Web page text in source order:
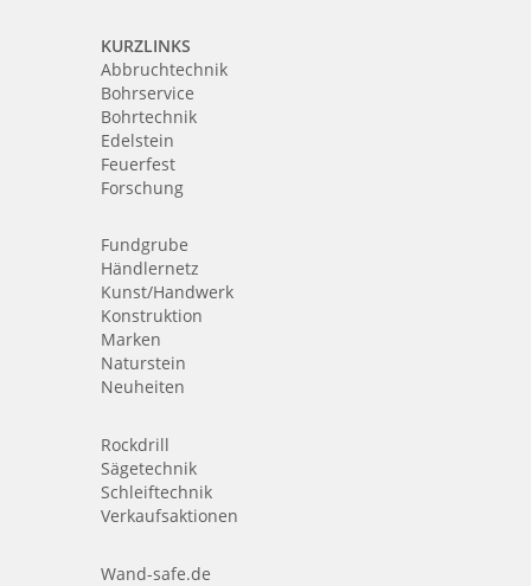
KURZLINKS
Abbruchtechnik
Bohrservice
Bohrtechnik
Edelstein
Feuerfest
Forschung
Fundgrube
Händlernetz
Kunst/Handwerk
Konstruktion
Marken
Naturstein
Neuheiten
Rockdrill
Sägetechnik
Schleiftechnik
Verkaufsaktionen
Wand-safe.de